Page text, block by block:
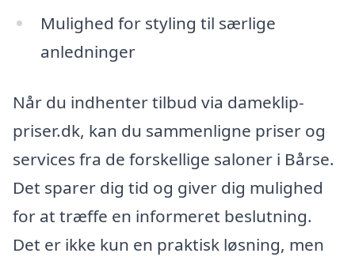
Mulighed for styling til særlige
anledninger
Når du indhenter tilbud via dameklip-
priser.dk, kan du sammenligne priser og
services fra de forskellige saloner i Bårse.
Det sparer dig tid og giver dig mulighed
for at træffe en informeret beslutning.
Det er ikke kun en praktisk løsning, men